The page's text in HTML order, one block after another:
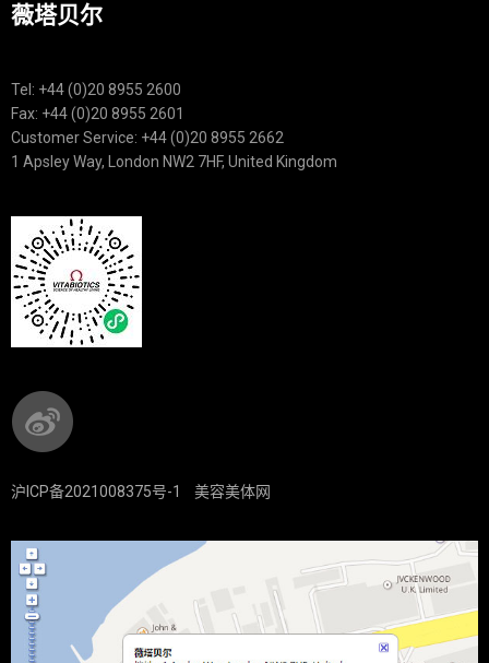
薇塔贝尔
Tel: +44 (0)20 8955 2600
Fax: +44 (0)20 8955 2601
Customer Service: +44 (0)20 8955 2662
1 Apsley Way, London NW2 7HF, United Kingdom
沪ICP备2021008375号-1 美容美体网